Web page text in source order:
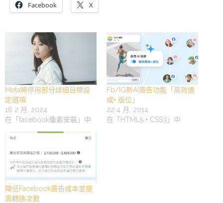
Facebook X
Meta將停用部分詳細目標設
定選項
16 2 月, 2024
在「facebook像素安裝」中
Fb/IG新AI廣告功能「高效速
成+ 版位」
22 4 月, 2014
在「HTML5 + CSS3」中
降低Facebook廣告成本並提
高轉換次數